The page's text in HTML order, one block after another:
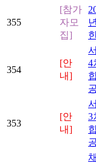
355
[참가
자모
집]
354
[안
내]
4
353
[안
내]
3